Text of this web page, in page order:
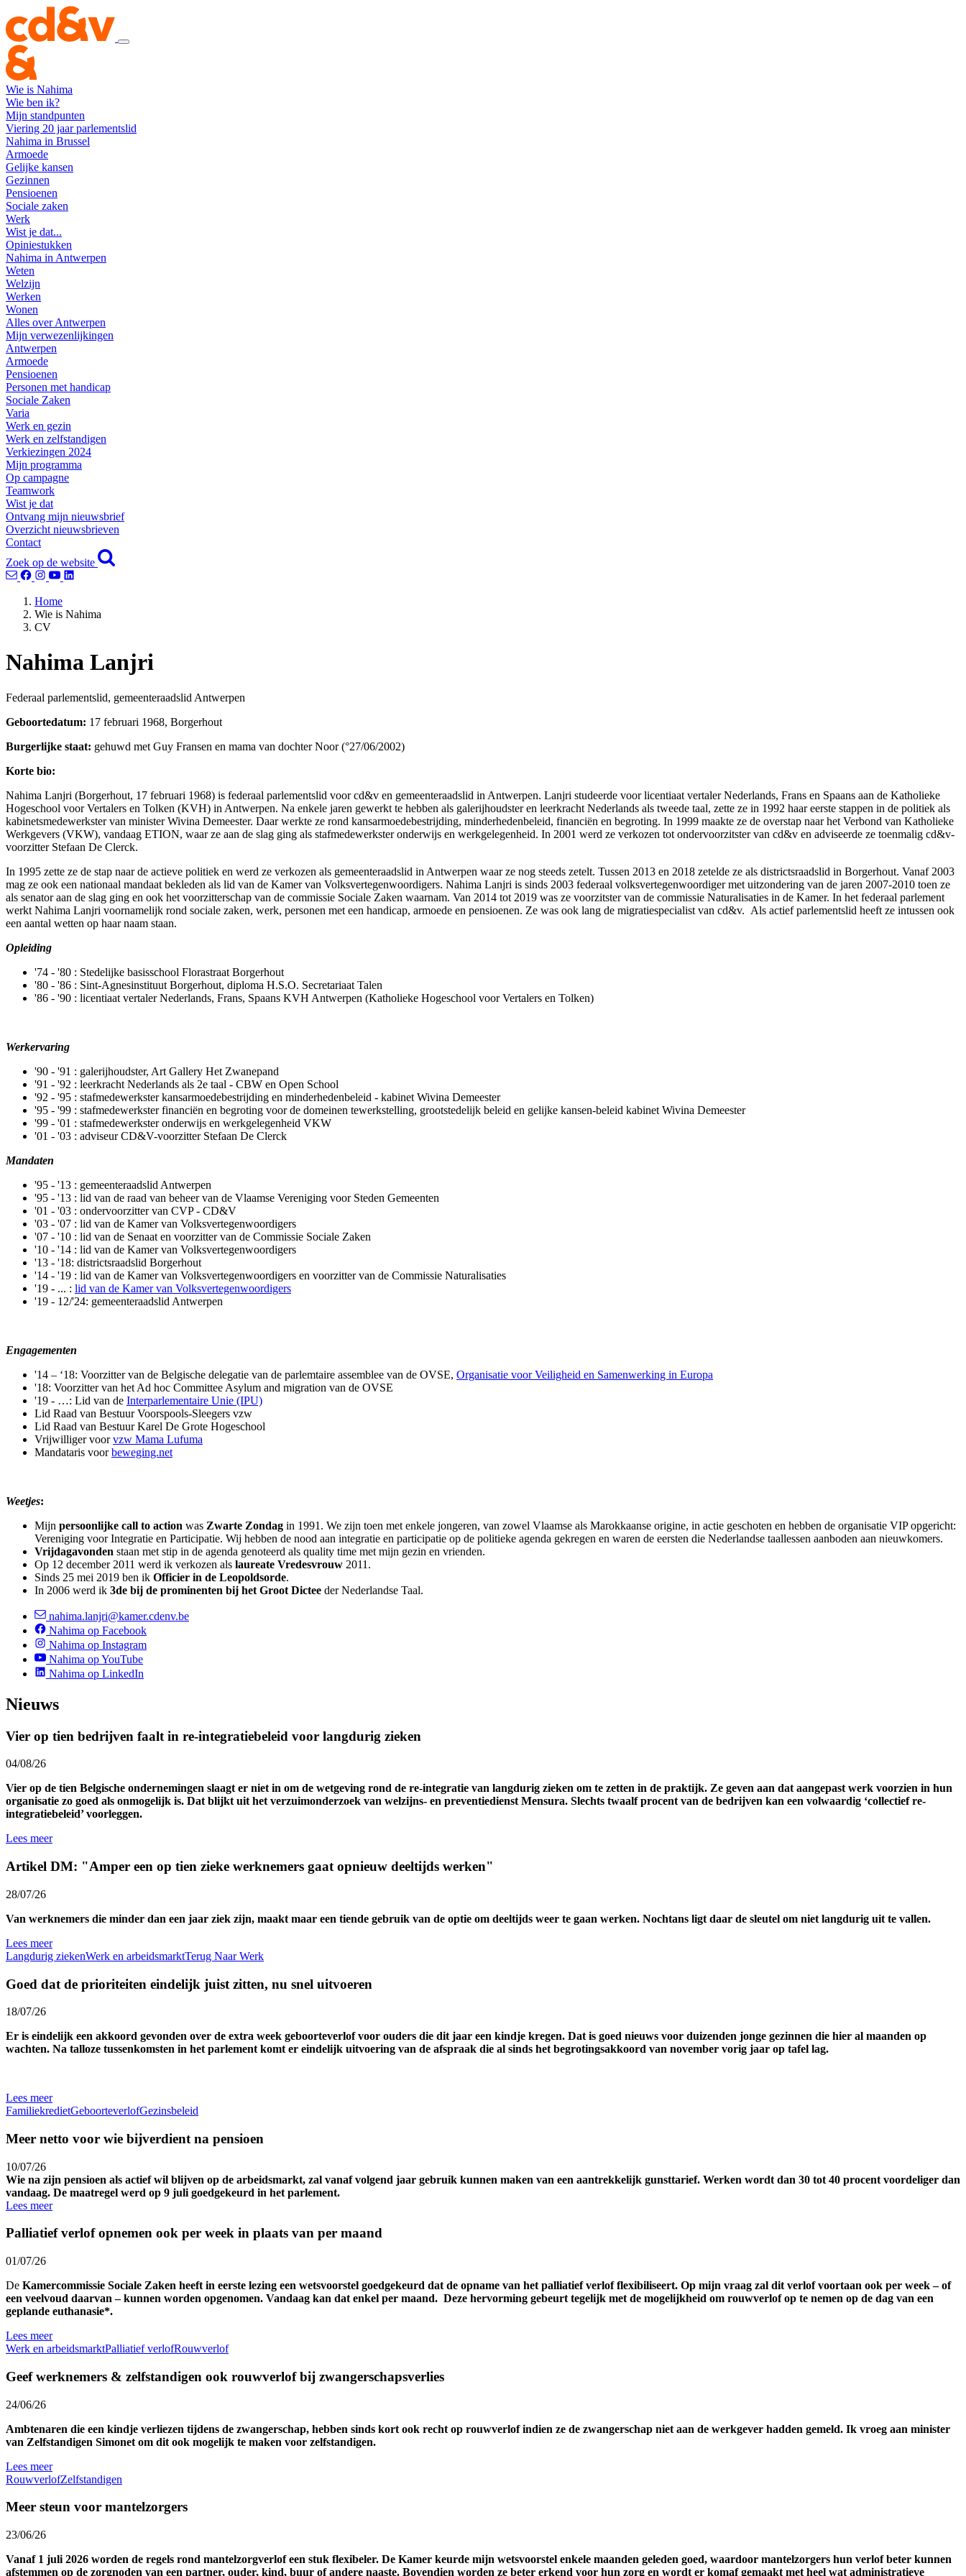
Wie is Nahima
Wie ben ik?
Mijn standpunten
Viering 20 jaar parlementslid
Nahima in Brussel
Armoede
Gelijke kansen
Gezinnen
Pensioenen
Sociale zaken
Werk
Wist je dat...
Opiniestukken
Nahima in Antwerpen
Weten
Welzijn
Werken
Wonen
Alles over Antwerpen
Mijn verwezenlijkingen
Antwerpen
Armoede
Pensioenen
Personen met handicap
Sociale Zaken
Varia
Werk en gezin
Werk en zelfstandigen
Verkiezingen 2024
Mijn programma
Op campagne
Teamwork
Wist je dat
Ontvang mijn nieuwsbrief
Overzicht nieuwsbrieven
Contact
Zoek op de website
Home
Wie is Nahima
CV
Nahima Lanjri
Federaal parlementslid, gemeenteraadslid Antwerpen
Geboortedatum: 17 februari 1968, Borgerhout
Burgerlijke staat: gehuwd met Guy Fransen en mama van dochter Noor (°27/06/2002)
Korte bio:
Nahima Lanjri (Borgerhout, 17 februari 1968) is federaal parlementslid voor cd&v en gemeenteraadslid in Antwerpen. Lanjri studeerde voor licentiaat vertaler Nederlands, Frans en Spaans aan de Katholieke
Hogeschool voor Vertalers en Tolken (KVH) in Antwerpen. Na enkele jaren gewerkt te hebben als galerijhoudster en leerkracht Nederlands als tweede taal, zette ze in 1992 haar eerste stappen in de politiek als
kabinetsmedewerkster van minister Wivina Demeester. Daar werkte ze rond kansarmoedebestrijding, minderhedenbeleid, financiën en begroting. In 1999 maakte ze de overstap naar het Verbond van Katholieke
Werkgevers (VKW), vandaag ETION, waar ze aan de slag ging als stafmedewerkster onderwijs en werkgelegenheid. In 2001 werd ze verkozen tot ondervoorzitster van cd&v en adviseerde ze toenmalig cd&v-
voorzitter Stefaan De Clerck.
In 1995 zette ze de stap naar de actieve politiek en werd ze verkozen als gemeenteraadslid in Antwerpen waar ze nog steeds zetelt. Tussen 2013 en 2018 zetelde ze als districtsraadslid in Borgerhout. Vanaf 2003
mag ze ook een nationaal mandaat bekleden als lid van de Kamer van Volksvertegenwoordigers. Nahima Lanjri is sinds 2003 federaal volksvertegenwoordiger met uitzondering van de jaren 2007-2010 toen ze
als senator aan de slag ging en ook het voorzitterschap van de commissie Sociale Zaken waarnam. Van 2014 tot 2019 was ze voorzitster van de commissie Naturalisaties in de Kamer. In het federaal parlement
werkt Nahima Lanjri voornamelijk rond sociale zaken, werk, personen met een handicap, armoede en pensioenen. Ze was ook lang de migratiespecialist van cd&v. Als actief parlementslid heeft ze intussen ook
een aantal wetten op haar naam staan.
Opleiding
'74 - '80 : Stedelijke basisschool Florastraat Borgerhout
'80 - '86 : Sint-Agnesinstituut Borgerhout, diploma H.S.O. Secretariaat Talen
'86 - '90 : licentiaat vertaler Nederlands, Frans, Spaans KVH Antwerpen (Katholieke Hogeschool voor Vertalers en Tolken)
Werkervaring
'90 - '91 : galerijhoudster, Art Gallery Het Zwanepand
'91 - '92 : leerkracht Nederlands als 2e taal - CBW en Open School
'92 - '95 : stafmedewerkster kansarmoedebestrijding en minderhedenbeleid - kabinet Wivina Demeester
'95 - '99 : stafmedewerkster financiën en begroting voor de domeinen tewerkstelling, grootstedelijk beleid en gelijke kansen-beleid kabinet Wivina Demeester
'99 - '01 : stafmedewerkster onderwijs en werkgelegenheid VKW
'01 - '03 : adviseur CD&V-voorzitter Stefaan De Clerck
Mandaten
'95 - '13 : gemeenteraadslid Antwerpen
'95 - '13 : lid van de raad van beheer van de Vlaamse Vereniging voor Steden Gemeenten
'01 - '03 : ondervoorzitter van CVP - CD&V
'03 - '07 : lid van de Kamer van Volksvertegenwoordigers
'07 - '10 : lid van de Senaat en voorzitter van de Commissie Sociale Zaken
'10 - '14 : lid van de Kamer van Volksvertegenwoordigers
'13 - '18: districtsraadslid Borgerhout
'14 - '19 : lid van de Kamer van Volksvertegenwoordigers en voorzitter van de Commissie Naturalisaties
'19 - ... : lid van de Kamer van Volksvertegenwoordigers
'19 - 12/'24: gemeenteraadslid Antwerpen
Engagementen
'14 – ‘18: Voorzitter van de Belgische delegatie van de parlemtaire assemblee van de OVSE, Organisatie voor Veiligheid en Samenwerking in Europa
'18: Voorzitter van het Ad hoc Committee Asylum and migration van de OVSE
'19 - …: Lid van de Interparlementaire Unie (IPU)
Lid Raad van Bestuur Voorspools-Sleegers vzw
Lid Raad van Bestuur Karel De Grote Hogeschool
Vrijwilliger voor vzw Mama Lufuma
Mandataris voor beweging.net
Weetjes:
Mijn persoonlijke call to action was Zwarte Zondag in 1991. We zijn toen met enkele jongeren, van zowel Vlaamse als Marokkaanse origine, in actie geschoten en hebben de organisatie VIP opgericht:
Vereniging voor Integratie en Participatie. Wij hebben de nood aan integratie en participatie op de politieke agenda gekregen en waren de eersten die Nederlandse taallessen aanboden aan nieuwkomers.
Vrijdagavonden staan met stip in de agenda genoteerd als quality time met mijn gezin en vrienden.
Op 12 december 2011 werd ik verkozen als laureate Vredesvrouw 2011.
Sinds 25 mei 2019 ben ik Officier in de Leopoldsorde.
In 2006 werd ik 3de bij de prominenten bij het Groot Dictee der Nederlandse Taal.
nahima.lanjri@kamer.cdenv.be
Nahima op Facebook
Nahima op Instagram
Nahima op YouTube
Nahima op LinkedIn
Nieuws
Vier op tien bedrijven faalt in re-integratiebeleid voor langdurig zieken
04/08/26
Vier op de tien Belgische ondernemingen slaagt er niet in om de wetgeving rond de re-integratie van langdurig zieken om te zetten in de praktijk. Ze geven aan dat aangepast werk voorzien in hun
organisatie zo goed als onmogelijk is. Dat blijkt uit het verzuimonderzoek van welzijns- en preventiedienst Mensura. Slechts twaalf procent van de bedrijven kan een volwaardig ‘collectief re-
integratiebeleid’ voorleggen.
Lees meer
Artikel DM: "Amper een op tien zieke werknemers gaat opnieuw deeltijds werken"
28/07/26
Van werknemers die minder dan een jaar ziek zijn, maakt maar een tiende gebruik van de optie om deeltijds weer te gaan werken. Nochtans ligt daar de sleutel om niet langdurig uit te vallen.
Lees meer
Langdurig ziekenWerk en arbeidsmarktTerug Naar Werk
Goed dat de prioriteiten eindelijk juist zitten, nu snel uitvoeren
18/07/26
Er is eindelijk een akkoord gevonden over de extra week geboorteverlof voor ouders die dit jaar een kindje kregen. Dat is goed nieuws voor duizenden jonge gezinnen die hier al maanden op
wachten. Na talloze tussenkomsten in het parlement komt er eindelijk uitvoering van de afspraak die al sinds het begrotingsakkoord van november vorig jaar op tafel lag.
Lees meer
FamiliekredietGeboorteverlofGezinsbeleid
Meer netto voor wie bijverdient na pensioen
10/07/26
Wie na zijn pensioen als actief wil blijven op de arbeidsmarkt, zal vanaf volgend jaar gebruik kunnen maken van een aantrekkelijk gunsttarief. Werken wordt dan 30 tot 40 procent voordeliger dan
vandaag. De maatregel werd op 9 juli goedgekeurd in het parlement.
Lees meer
Palliatief verlof opnemen ook per week in plaats van per maand
01/07/26
De Kamercommissie Sociale Zaken heeft in eerste lezing een wetsvoorstel goedgekeurd dat de opname van het palliatief verlof flexibiliseert. Op mijn vraag zal dit verlof voortaan ook per week – of
een veelvoud daarvan – kunnen worden opgenomen. Vandaag kan dat enkel per maand. Deze hervorming gebeurt tegelijk met de mogelijkheid om rouwverlof op te nemen op de dag van een
geplande euthanasie*.
Lees meer
Werk en arbeidsmarktPalliatief verlofRouwverlof
Geef werknemers & zelfstandigen ook rouwverlof bij zwangerschapsverlies
24/06/26
Ambtenaren die een kindje verliezen tijdens de zwangerschap, hebben sinds kort ook recht op rouwverlof indien ze de zwangerschap niet aan de werkgever hadden gemeld. Ik vroeg aan minister
van Zelfstandigen Simonet om dit ook mogelijk te maken voor zelfstandigen.
Lees meer
RouwverlofZelfstandigen
Meer steun voor mantelzorgers
23/06/26
Vanaf 1 juli 2026 worden de regels rond mantelzorgverlof een stuk flexibeler. De Kamer keurde mijn wetsvoorstel enkele maanden geleden goed, waardoor mantelzorgers hun verlof beter kunnen
afstemmen op de zorgnoden van een partner, ouder, kind, buur of andere naaste. Bovendien worden ze beter erkend voor hun zorg en wordt er komaf gemaakt met heel wat administratieve